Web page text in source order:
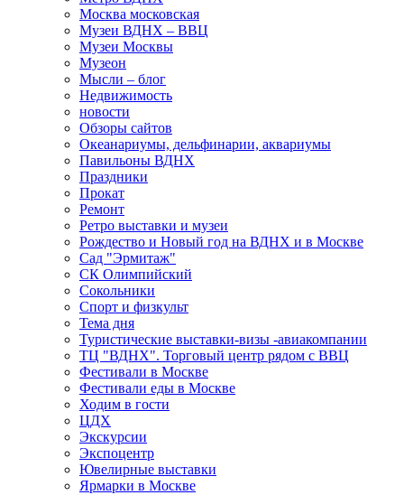
Москва московская
Музеи ВДНХ – ВВЦ
Музеи Москвы
Музеон
Мысли – блог
Недвижимость
новости
Обзоры сайтов
Океанариумы, дельфинарии, аквариумы
Павильоны ВДНХ
Праздники
Прокат
Ремонт
Ретро выставки и музеи
Рождество и Новый год на ВДНХ и в Москве
Сад "Эрмитаж"
СК Олимпийский
Сокольники
Спорт и физкульт
Тема дня
Туристические выставки-визы -авиакомпании
ТЦ "ВДНХ". Торговый центр рядом с ВВЦ
Фестивали в Москве
Фестивали еды в Москве
Ходим в гости
ЦДХ
Экскурсии
Экспоцентр
Ювелирные выставки
Ярмарки в Москве